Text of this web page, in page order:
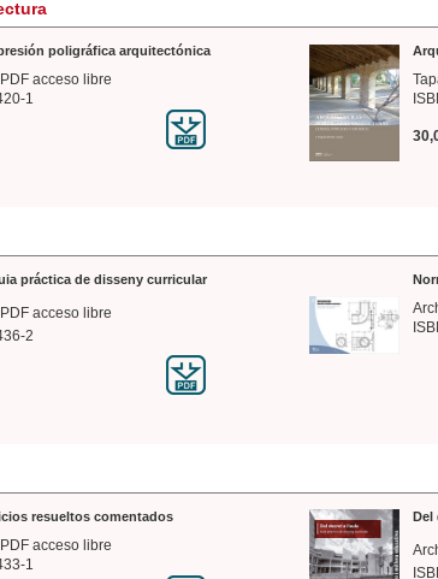
poligráfica arquitectónica
acceso libre
1
práctica de disseny curricular
acceso libre
2
resueltos comentados
acceso libre
1
Del